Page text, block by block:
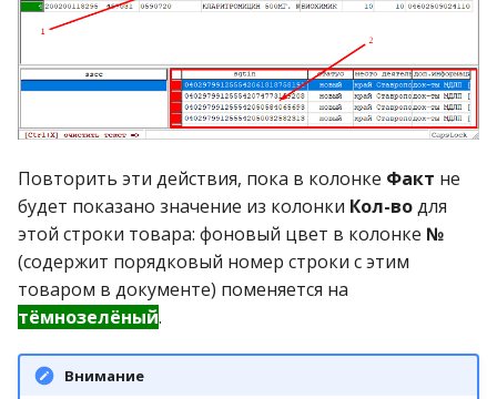
Повторить эти действия, пока в колонке Факт не
будет показано значение из колонки Кол-водля
этой строки товара: фоновый цвет в колонке №
(содержит порядковый номер строки с этим
товаром в документе) поменяется на
тёмнозелёный.
Внимание